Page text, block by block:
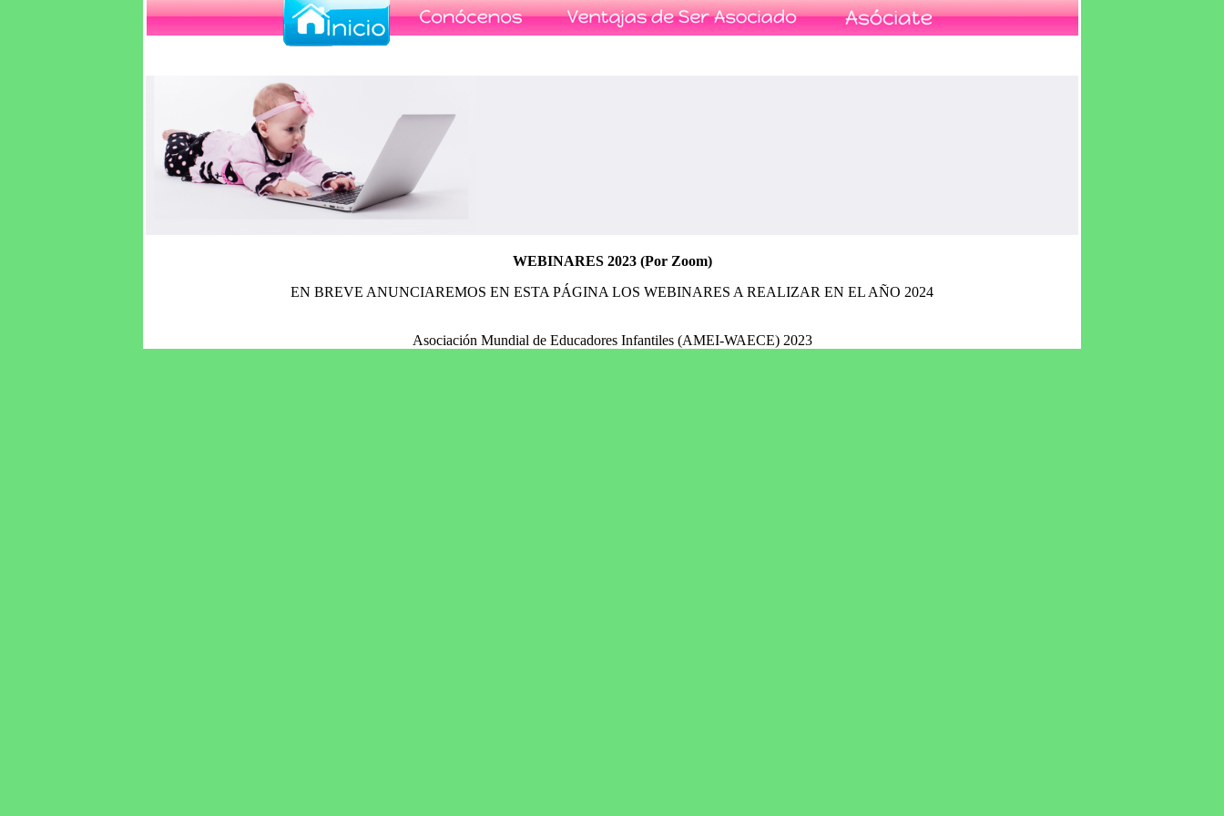
WEBINARES 2023 (Por Zoom)
EN BREVE ANUNCIAREMOS EN ESTA PÁGINA LOS WEBINARES A REALIZAR EN EL AÑO 2024
Asociación Mundial de Educadores Infantiles (AMEI-WAECE) 2023